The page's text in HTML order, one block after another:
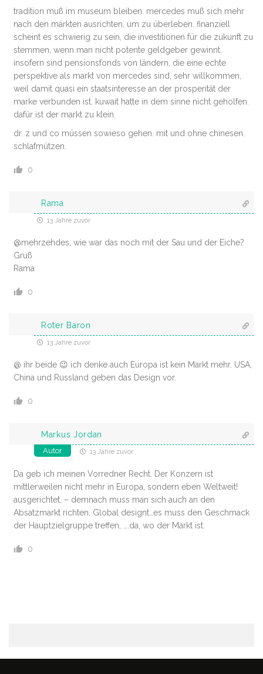
tradition muß im museum bleiben. mercedes muß sich mehr
nach den märkten ausrichten, um zu überleben. finanziell
scheint es schwierig zu sein, die investitionen für die zukunft zu
stemmen, wenn man nicht potente geldgeber gewinnt.
insofern sind pensionsfonds von ländern, die eine echte
perspektive als markt von mercedes sind, sehr willkommen,
weil damit quasi ein staatsinteresse an der prosperität der
marke verbunden ist. kuwait hatte in dem sinne nicht geholfen.
dafür ist der markt zu klein.
dr. z und co müssen sowieso gehen. mit und ohne chinesen.
schlafmützen.
0
Rama
13 Jahre zuvor
@mehrzehdes, wie war das noch mit der Sau und der Eiche?
Gruß
Rama
0
Roter Baron
13 Jahre zuvor
@ ihr beide 😉 ich denke auch Europa ist kein Markt mehr. USA,
China und Russland geben das Design vor.
0
Markus Jordan
Autor 13 Jahre zuvor
Da geb ich meinen Vorredner Recht. Der Konzern ist
mittlerweilen nicht mehr in Europa, sondern eben Weltweit!
ausgerichtet, – demnach muss man sich auch an den
Absatzmarkt richten. Global designt…es muss den Geschmack
der Hauptzielgruppe treffen, ….da, wo der Markt ist.
0